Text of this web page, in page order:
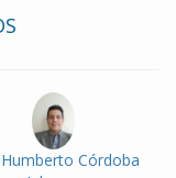
Córdoba